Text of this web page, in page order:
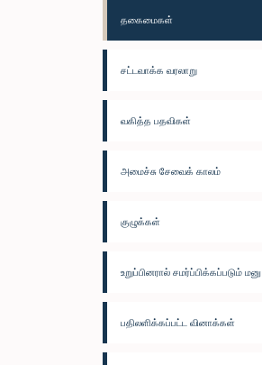
தகைமைகள்
சட்டவாக்க வரலாறு
வகித்த பதவிகள்
அமைச்சு சேவைக் காலம்
குழுக்கள்
உறுப்பினரால் சமர்ப்பிக்கப்படும் மனு
பதிலளிக்கப்பட்ட வினாக்கள்